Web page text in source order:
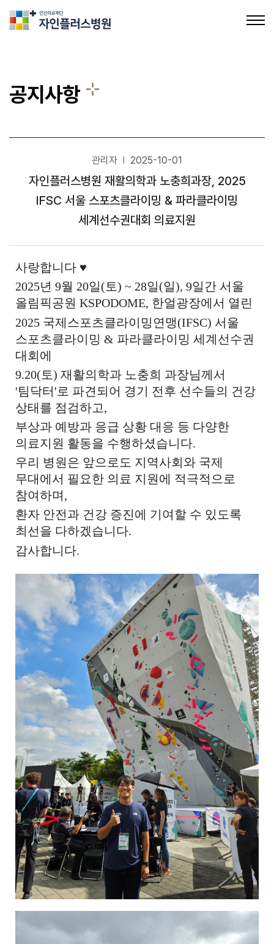
채용정보
공지사항
관리자 2025-10-01
자인플러스병원 재활의학과 노충희과장, 2025
IFSC 서울 스포츠클라이밍 & 파라클라이밍
세계선수권대회 의료지원
사랑합니다 ♥
2025년 9월 20일(토) ~ 28일(일), 9일간 서울
올림픽공원 KSPODOME, 한얼광장에서 열린
2025 국제스포츠클라이밍연맹(IFSC) 서울
스포츠클라이밍 & 파라클라이밍 세계선수권
대회에
9.20(토) 재활의학과 노충희 과장님께서
'팀닥터'로 파견되어 경기 전후 선수들의 건강
상태를 점검하고,
부상과 예방과 응급 상황 대응 등 다양한
의료지원 활동을 수행하셨습니다.
우리 병원은 앞으로도 지역사회와 국제
무대에서 필요한 의료 지원에 적극적으로
참여하며 ,
환자 안전과 건강 증진에 기여할 수 있도록
최선을 다하겠습니다.
감사합니다.